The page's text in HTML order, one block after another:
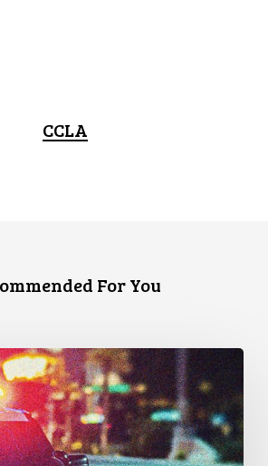
CCLA
For You